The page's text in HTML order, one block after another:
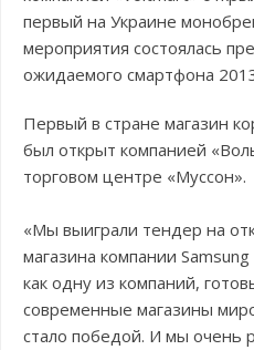
первый на Украине
мероприятия состоялась
ожидаемого смартфона
Первый в стране магазин
был открыт компанией
торговом центре «Муссон».
«Мы выиграли тендер на
магазина компании
как одну из компаний,
современные магазины
стало победой. И мы очень